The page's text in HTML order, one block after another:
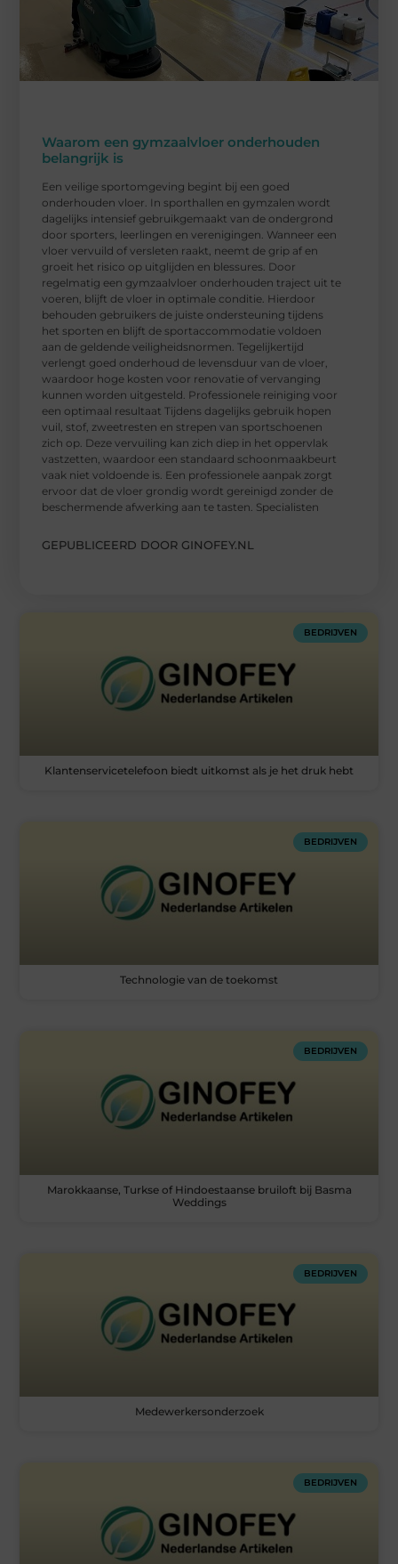
Waarom een gymzaalvloer onderhouden
belangrijk is
Een veilige sportomgeving begint bij een goed
onderhouden vloer. In sporthallen en gymzalen wordt
dagelijks intensief gebruikgemaakt van de ondergrond
door sporters, leerlingen en verenigingen. Wanneer een
vloer vervuild of versleten raakt, neemt de grip af en
groeit het risico op uitglijden en blessures. Door
regelmatig een gymzaalvloer onderhouden traject uit te
voeren, blijft de vloer in optimale conditie. Hierdoor
behouden gebruikers de juiste ondersteuning tijdens
het sporten en blijft de sportaccommodatie voldoen
aan de geldende veiligheidsnormen. Tegelijkertijd
verlengt goed onderhoud de levensduur van de vloer,
waardoor hoge kosten voor renovatie of vervanging
kunnen worden uitgesteld. Professionele reiniging voor
een optimaal resultaat Tijdens dagelijks gebruik hopen
vuil, stof, zweetresten en strepen van sportschoenen
zich op. Deze vervuiling kan zich diep in het oppervlak
vastzetten, waardoor een standaard schoonmaakbeurt
vaak niet voldoende is. Een professionele aanpak zorgt
ervoor dat de vloer grondig wordt gereinigd zonder de
beschermende afwerking aan te tasten. Specialisten
GEPUBLICEERD DOOR GINOFEY.NL
BEDRIJVEN
Klantenservicetelefoon biedt uitkomst als je het druk hebt
BEDRIJVEN
Technologie van de toekomst
BEDRIJVEN
Marokkaanse, Turkse of Hindoestaanse bruiloft bij Basma
Weddings
BEDRIJVEN
Medewerkersonderzoek
BEDRIJVEN